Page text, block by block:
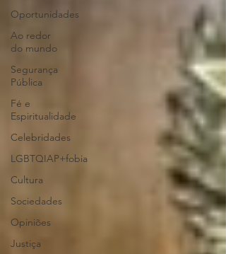
Oportunidades
Ao redor
do mundo
Segurança
Pública
Fé e
Espiritualidade
Celebridades
LGBTQIAP+fobia
Cultura
Sociedades
Opiniões
Justiça